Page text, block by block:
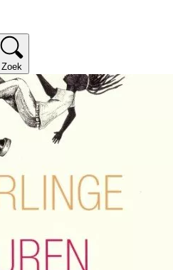
Zoek